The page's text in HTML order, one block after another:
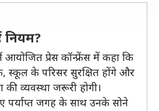
नियम?
प्रेस कॉन्फ्रेंस में कहा कि
स्कूल के परिसर सुरक्षित होंगे और
की व्यवस्था जरूरी होगी।
जगह के साथ उनके सोने